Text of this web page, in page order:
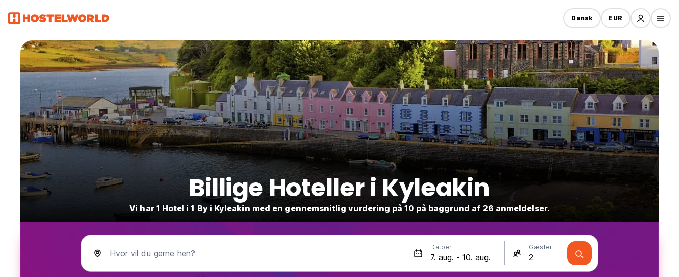
Dansk EUR
Billige Hoteller i Kyleakin
Vi har 1 Hotel i 1 By i Kyleakin med en gennemsnitlig vurdering på 10 på baggrund af 26 anmeldelser.
Hvor vil du gerne hen?
Datoer Gæster